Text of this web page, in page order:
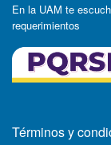
En la UAM te
requerimientos
Términos y